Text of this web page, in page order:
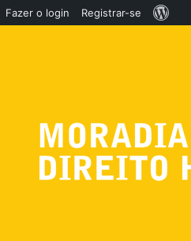
Fazer o login Registrar-se